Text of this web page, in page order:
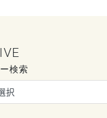
検索